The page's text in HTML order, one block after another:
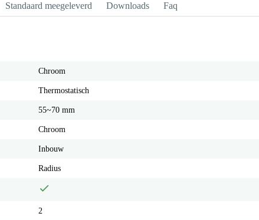
Standaard meegeleverd Downloads Faq
Chroom
Thermostatisch
55~70 mm
Chroom
Inbouw
Radius
2